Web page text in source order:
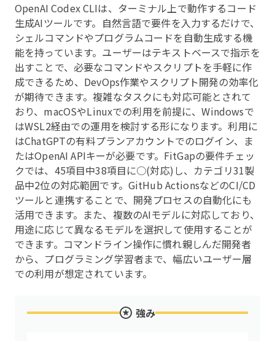
OpenAI Codex CLIは、ターミナル上で動作するコード
生成AIツールです。自然言語で要件を入力するだけで、
シェルコマンドやプログラムコードを自動生成する機
能を持っています。ユーザーはテキストベースで指示を
出すことで、必要なコマンドやスクリプトを手軽に作
成できるため、DevOps作業やスクリプト開発の効率化
が期待できます。複雑なタスクにも対応可能とされて
おり、macOSやLinuxでの利用を前提に、Windowsで
はWSL2経由での運用を検討する形になります。利用に
はChatGPTの有料プランアカウントでのログイン、ま
たはOpenAI APIキーが必要です。FitGapの要件チェッ
クでは、45項目中38項目に○(対応)し、カテゴリ31製
品中2位の対応範囲です。GitHub ActionsなどのCI/CD
ツールと連携することで、開発プロセスの自動化にも
活用できます。また、複数のAIモデルに対応しており、
用途に応じて異なるモデルを選択して使用することが
できます。コマンドライン操作に慣れ親しんだ開発者
から、プログラミング学習者まで、幅広いユーザー層
での利用が想定されています。
強み